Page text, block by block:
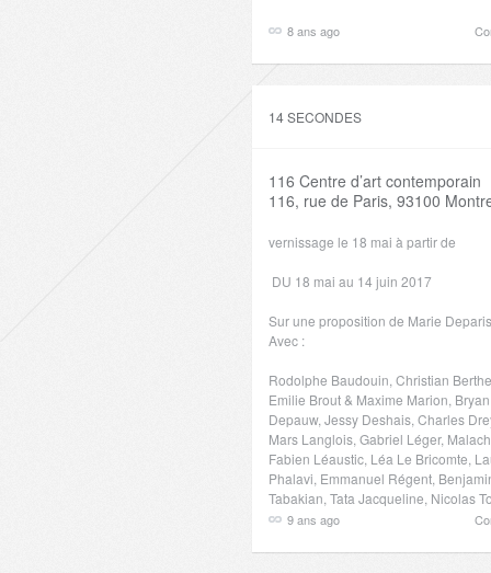
8 ans ago
14 SECONDES
116 Centre d’art contemporain
116, rue de Paris, 93100
vernissage le 18 mai à partir de
DU 18 mai au 14 juin 2017
Sur une proposition de Marie
Avec :
Rodolphe Baudouin, Christian
Emilie Brout & Maxime Marion,
Depauw, Jessy Deshais, Charles
Mars Langlois, Gabriel Léger,
Fabien Léaustic, Léa Le Bricomte,
Phalavi, Emmanuel Régent,
Tabakian, Tata Jacqueline, Nicolas
9 ans ago